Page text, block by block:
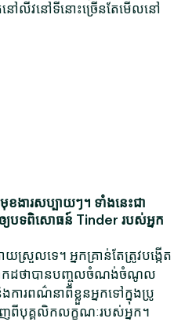
ៅលីវនៅទីនោះច្រើនតែមើលនៅ
ារសប្បាយៗ។ ទាំងនេះជា
យបទពិសោធន៍ Tinder របស់អ្នក
ស្រួលទេ។ អ្នកគ្រាន់តែត្រូវបង្កើត
ាកដថាបានបញ្ចូលចំណង់ចំណូល
ការពណ៌នាពីខ្លួនអ្នកទៅក្នុងប្រូ
ញពីបុគ្គលិកលក្ខណៈរបស់អ្នក។